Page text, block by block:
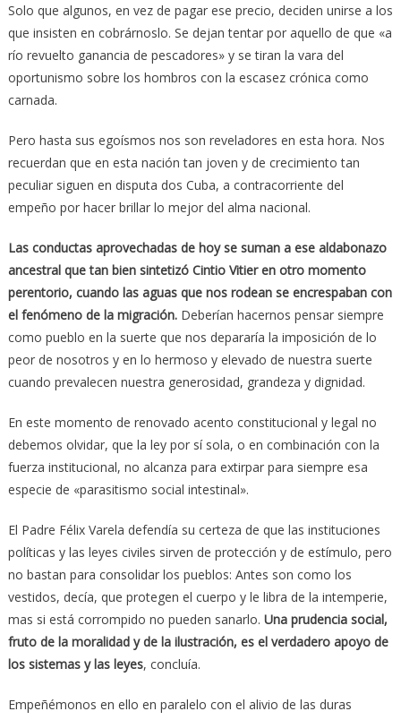
Solo que algunos, en vez de pagar ese precio, deciden unirse a los
que insisten en cobrárnoslo. Se dejan tentar por aquello de que «a
río revuelto ganancia de pescadores» y se tiran la vara del
oportunismo sobre los hombros con la escasez crónica como
carnada.
Pero hasta sus egoísmos nos son reveladores en esta hora. Nos
recuerdan que en esta nación tan joven y de crecimiento tan
peculiar siguen en disputa dos Cuba, a contracorriente del
empeño por hacer brillar lo mejor del alma nacional.
Las conductas aprovechadas de hoy se suman a ese aldabonazo
ancestral que tan bien sintetizó Cintio Vitier en otro momento
perentorio, cuando las aguas que nos rodean se encrespaban con
el fenómeno de la migración.Deberían hacernos pensar siempre
como pueblo en la suerte que nos depararía la imposición de lo
peor de nosotros y en lo hermoso y elevado de nuestra suerte
cuando prevalecen nuestra generosidad, grandeza y dignidad.
En este momento de renovado acento constitucional y legal no
debemos olvidar, que la ley por sí sola, o en combinación con la
fuerza institucional, no alcanza para extirpar para siempre esa
especie de «parasitismo social intestinal».
El Padre Félix Varela defendía su certeza de que las instituciones
políticas y las leyes civiles sirven de protección y de estímulo, pero
no bastan para consolidar los pueblos: Antes son como los
vestidos, decía, que protegen el cuerpo y le libra de la intemperie,
mas si está corrompido no pueden sanarlo. Una prudencia social,
fruto de la moralidad y de la ilustración, es el verdadero apoyo de
los sistemas y las leyes, concluía.
Empeñémonos en ello en paralelo con el alivio de las duras